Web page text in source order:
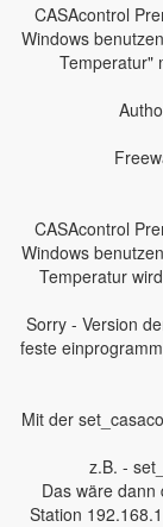
CASAcontrol
Windows
Temperatur"
CASAcontrol
Windows
Temperatur
Sorry - Version
feste
Mit der
z.B. -
Das wäre dann
Station